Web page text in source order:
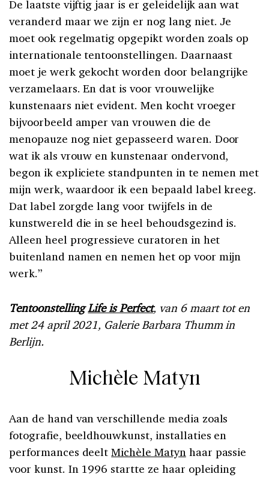
De laatste vijftig jaar is er geleidelijk aan wat
veranderd maar we zijn er nog lang niet. Je
moet ook regelmatig opgepikt worden zoals op
internationale tentoonstellingen. Daarnaast
moet je werk gekocht worden door belangrijke
verzamelaars. En dat is voor vrouwelijke
kunstenaars niet evident. Men kocht vroeger
bijvoorbeeld amper van vrouwen die de
menopauze nog niet gepasseerd waren. Door
wat ik als vrouw en kunstenaar ondervond,
begon ik expliciete standpunten in te nemen met
mijn werk, waardoor ik een bepaald label kreeg.
Dat label zorgde lang voor twijfels in de
kunstwereld die in se heel behoudsgezind is.
Alleen heel progressieve curatoren in het
buitenland namen en nemen het op voor mijn
werk.”
TentoonstellingLife is Perfect, van 6 maart tot en
met 24 april 2021, Galerie Barbara Thumm in
Berlijn.
Michèle Matyn
Aan de hand van verschillende media zoals
fotografie, beeldhouwkunst, installaties en
performances deeltMichèle Matyn haar passie
voor kunst. In 1996 startte ze haar opleiding